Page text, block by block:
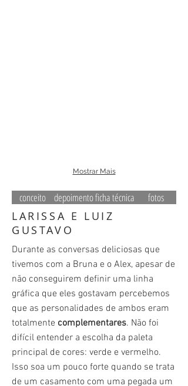
LARISSA E LUIZ
GUSTAVO
Durante as conversas deliciosas que
tivemos com a Bruna e o Alex, apesar de
não conseguirem definir uma linha
gráfica que eles gostavam percebemos
que as personalidades de ambos eram
totalmente complementares. Não foi
difícil entender a escolha da paleta
principal de cores: verde e vermelho.
Isso soa um pouco forte quando se trata
de um casamento com uma pegada um
Mostrar Mais
conceito depoimentoficha técnica fotos